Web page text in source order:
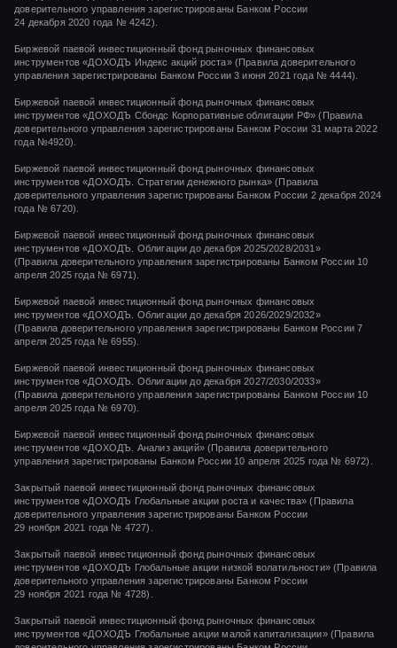
доверительного управления зарегистрированы Банком России
24 декабря 2020 года № 4242)
Биржевой паевой инвестиционный фонд рыночных финансовых
инструментов«ДОХОДЪ Индекс акций роста»(Правила доверительного
управления зарегистрированы Банком России3 июня 2021 года № 4444).
Биржевой паевой инвестиционный фонд рыночных финансовых
инструментов «ДОХОДЪ Сбондс Корпоративные облигации РФ» (Правила
доверительного управления зарегистрированы Банком России 31 марта 2022
года №4920).
Биржевой паевой инвестиционный фонд рыночных финансовых
инструментов «ДОХОДЪ. Стратегии денежного рынка» (Правила
доверительного управления зарегистрированы Банком России 2 декабря 2024
года № 6720).
Биржевой паевой инвестиционный фонд рыночных финансовых
инструментов «ДОХОДЪ. Облигации до декабря 2025/2028/2031»
(Правила доверительного управления зарегистрированы Банком России 10
апреля 2025 года № 6971).
Биржевой паевой инвестиционный фонд рыночных финансовых
инструментов «ДОХОДЪ. Облигации до декабря 2026/2029/2032»
(Правила доверительного управления зарегистрированы Банком России 7
апреля 2025 года № 6955).
Биржевой паевой инвестиционный фонд рыночных финансовых
инструментов «ДОХОДЪ. Облигации до декабря 2027/2030/2033»
(Правила доверительного управления зарегистрированы Банком России 10
апреля 2025 года № 6970).
Биржевой паевой инвестиционный фонд рыночных финансовых
инструментов «ДОХОДЪ. Анализ акций» (Правила доверительного
управления зарегистрированы Банком России 10 апреля 2025 года № 6972).
Закрытый паевой инвестиционный фонд рыночных финансовых
инструментов«ДОХОДЪ Глобальные акции роста и качества» (Правила
доверительного управления зарегистрированы Банком России
29 ноября 2021 года № 4727).
Закрытый паевой инвестиционный фонд рыночных финансовых
инструментов«ДОХОДЪ Глобальные акции низкой волатильности»(Правила
доверительного управления зарегистрированы Банком России
29 ноября 2021 года № 4728).
Закрытый паевой инвестиционный фонд рыночных финансовых
инструментов«ДОХОДЪ Глобальные акции малой капитализации»(Правила